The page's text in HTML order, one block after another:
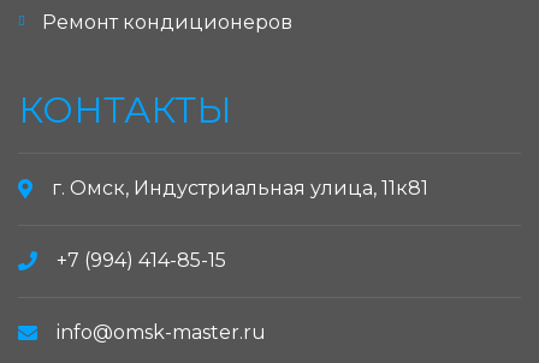
Ремонт кондиционеров
КОНТАКТЫ
г. Омск, Индустриальная улица, 11к81
+7 (994) 414-85-15
info@omsk-master.ru